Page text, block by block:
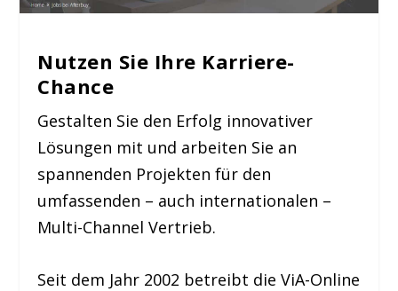
Nutzen Sie Ihre Karriere-
Chance
Gestalten Sie den Erfolg innovativer
Lösungen mit und arbeiten Sie an
spannenden Projekten für den
umfassenden – auch internationalen –
Multi-Channel Vertrieb.
Seit dem Jahr 2002 betreibt die ViA-Online